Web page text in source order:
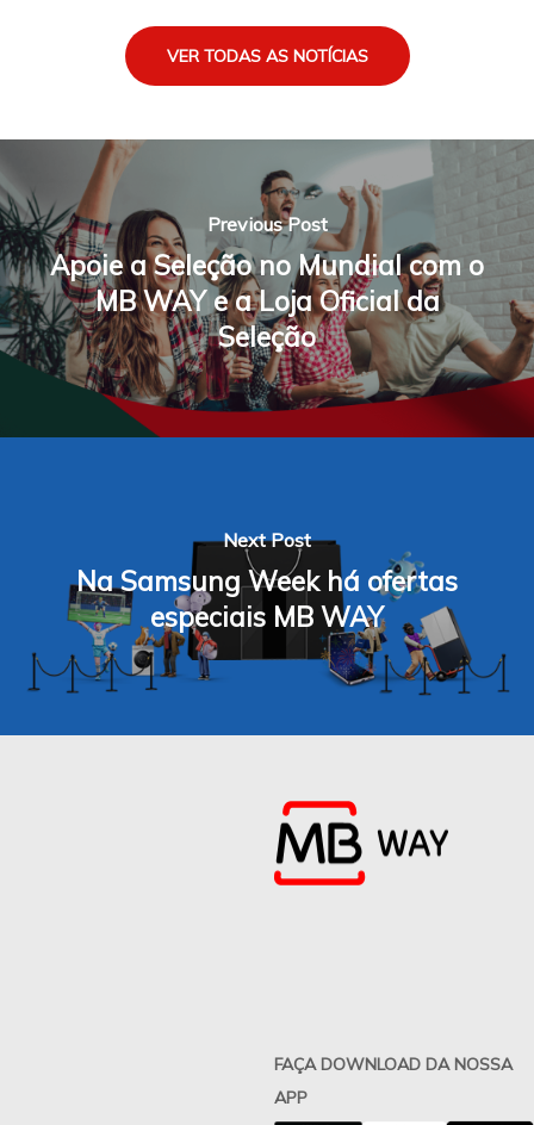
VER TODAS AS NOTÍCIAS
Previous Post
Apoie a Seleção no Mundial com o
MB WAY e a Loja Oficial da
Seleção
Next Post
Na Samsung Week há ofertas
especiais MB WAY
FAÇA DOWNLOAD DA NOSSA
APP